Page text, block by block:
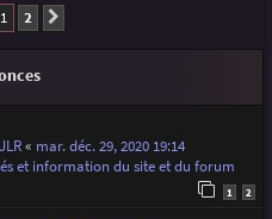
r
1 2
« mar. déc. 29, 2020 19:14
et information du site et du forum
1 2